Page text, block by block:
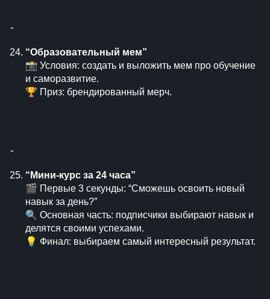
⁃
“Образовательный мем”
📸 Условия: создать и выложить мем про обучение
и саморазвитие.
🏆 Приз: брендированный мерч.
⁃
“Мини-курс за 24 часа”
🎬 Первые 3 секунды: “Сможешь освоить новый
навык за день?”
🔍 Основная часть: подписчики выбирают навык и
делятся своими успехами.
💡 Финал: выбираем самый интересный результат.